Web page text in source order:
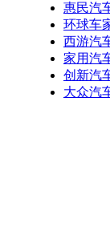
惠民汽
环球车
西游汽
家用汽
创新汽
大众汽